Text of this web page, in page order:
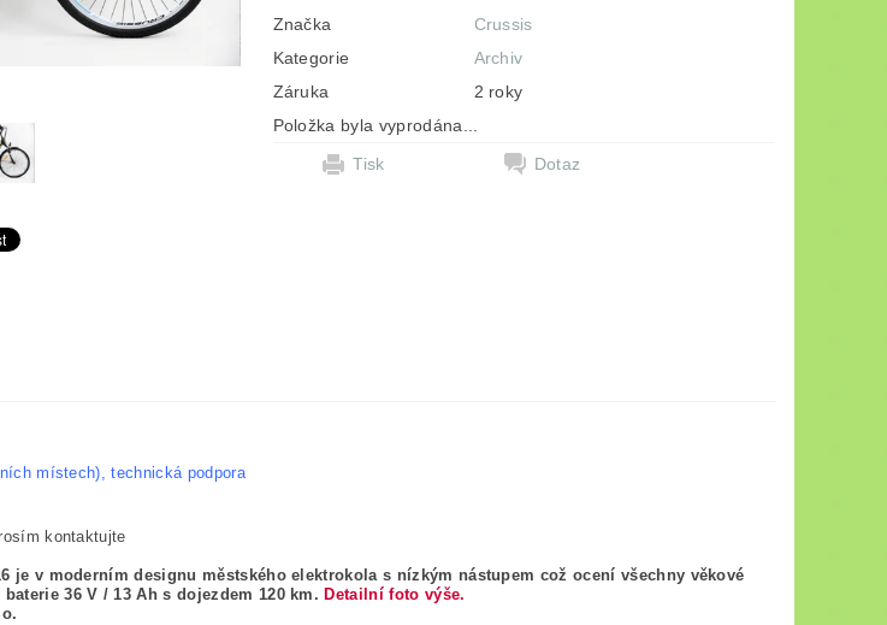
Značka
Crussis
Kategorie
Archiv
Záruka
2 roky
Položka byla vyprodána...
Tisk
Dotaz
místech), technická podpora
kontaktujte
je v moderním designu městského elektrokola s nízkým nástupem což ocení všechny věkové
36 V / 13 Ah s dojezdem 120 km. Detailní foto výše.